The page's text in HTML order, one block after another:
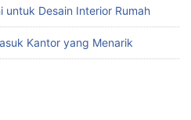
untuk Desain Interior Rumah
Kantor yang Menarik